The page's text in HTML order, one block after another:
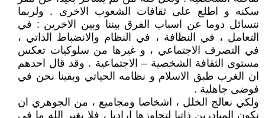
سكنه و اطلع على ثقافات الشعوب الاخرى . ولربما
نتسائل دوما عن اسباب الفرق بيننا وبين الاخرين : في
التعامل ، في النظافة ، في النظام والانضباط الذاتي ،
في التصرف الاجتماعي ، و غيرها من سلوكيات تعكس
مستوى الثقافة الشخصية – الاجتماعية . وقد قال احدهم
ان الغرب طبق الاسلام و نظامه الحياتي وبقينا نحن في
فوضى جاهلية .
ولكي نعالج الخلل ، اشخاصا ومجاميع ، من الجوهري ان
نكون المبادرين ذاتيا لتجاوزها اراديا ، فلا يغير الله ما في